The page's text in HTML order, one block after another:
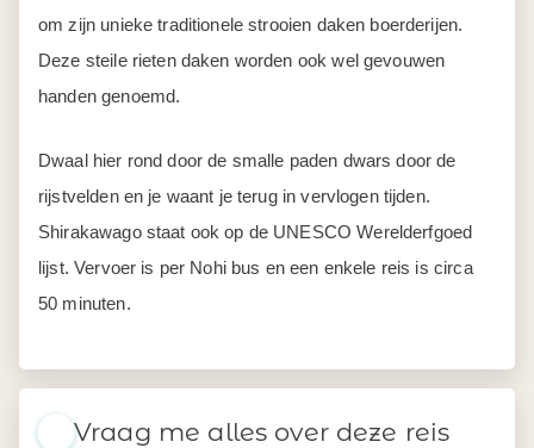
om zijn unieke traditionele strooien daken boerderijen.
Deze steile rieten daken worden ook wel gevouwen
handen genoemd.
Dwaal hier rond door de smalle paden dwars door de
rijstvelden en je waant je terug in vervlogen tijden.
Shirakawago staat ook op de UNESCO Werelderfgoed
lijst. Vervoer is per Nohi bus en een enkele reis is circa
50 minuten.
Vraag me alles over deze reis